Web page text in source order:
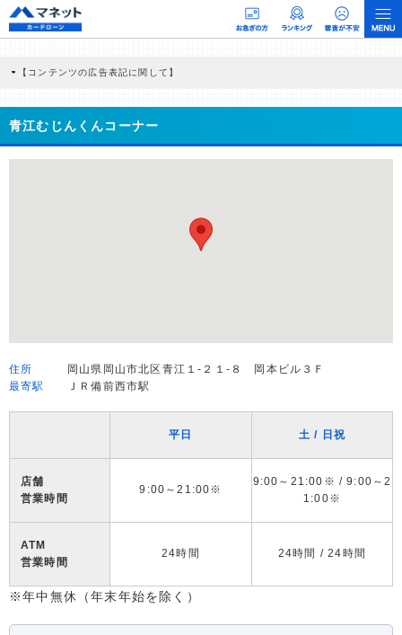
【コンテンツの広告表記に関して】
商品を根拠なくPRするものではなく、当編集部の調査／ユーザーへの口コミ収集な
どに基づき、公平性を担保した情報提供を行っています。
>提携企業一覧
青江むじんくんコーナー
住所
岡山県岡山市北区青江１-２１-８ 岡本ビル３Ｆ
最寄駅
ＪＲ備前西市駅
平日 土 / 日祝
店舗
営業時間
9:00～21:00※
9:00～21:00※ / 9:00～2
1:00※
ATM
営業時間
24時間 24時間 / 24時間
※年中無休（年末年始を除く）